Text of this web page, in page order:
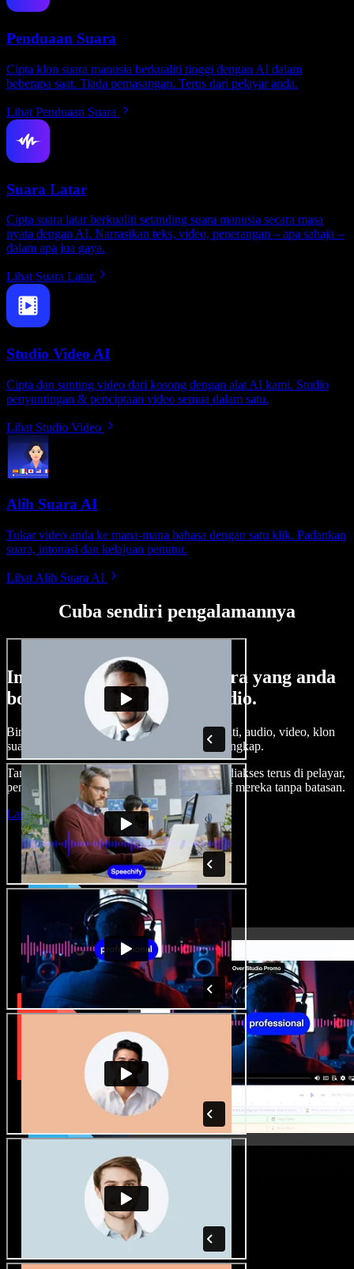
Penduaan Suara
Cipta klon suara manusia berkualiti tinggi dengan AI dalam
beberapa saat. Tiada pemasangan. Terus dari pelayar anda.
Lihat Penduaan Suara
Suara Latar
Cipta suara latar berkualiti setanding suara manusia secara masa
nyata dengan AI. Narrasikan teks, video, penerangan – apa sahaja –
dalam apa jua gaya.
Lihat Suara Latar
Studio Video AI
Cipta dan sunting video dari kosong dengan alat AI kami. Studio
penyuntingan & penciptaan video semua dalam satu.
Lihat Studio Video
Alih Suara AI
Tukar video anda ke mana-mana bahasa dengan satu klik. Padankan
suara, intonasi dan kelajuan penutur.
Lihat Alih Suara AI
Cuba sendiri pengalamannya
Ini hanya sebahagian perkara yang anda
boleh buat di Speechify Studio.
Bina suara latar, tambah imej stok tanpa royalti, audio, video, klon
suara anda, untuk projek audio video yang lengkap.
Tanpa keluk pembelajaran dan semua boleh diakses terus di pelayar,
pencipta boleh realisasikan segala idea kreatif mereka tanpa batasan.
Lancarkan Studio